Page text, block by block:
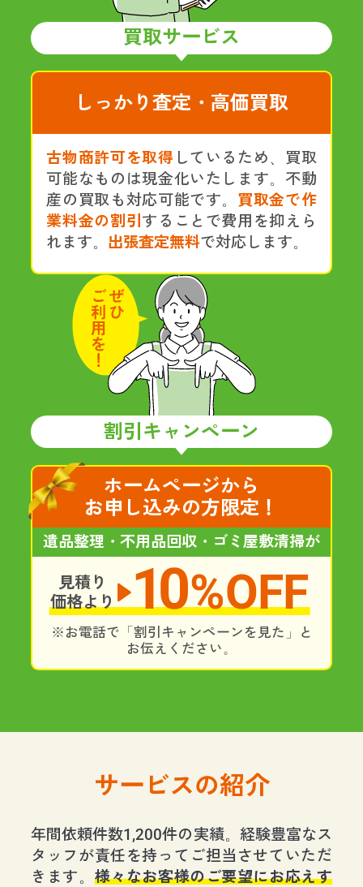
買取サービス
しっかり査定・高価買取
古物商許可を取得 しているため、買取
可能なものは現金化いたします。不動
産の買取も対応可能です。 買取金で作
業料金の割引 することで費用を抑えら
れます。 出張査定無料で対応します。
割引キャンペーン
ホームページから
お申し込みの方限定！
遺品整理・不用品回収・ゴミ屋敷清掃が
見積り
価格より
10%OFF
※お電話で「割引キャンペーンを見た」と
お伝えください。
サービスの紹介
年間依頼件数1,200件の実績。経験豊富なス
タッフが責任を持ってご担当させていただ
きます。 様々なお客様のご要望にお応えす